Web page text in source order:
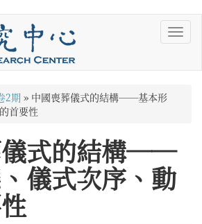
2期 » 中國喪葬儀式的結構──基本形
首要性
儀式的結構──
儀式次序、動